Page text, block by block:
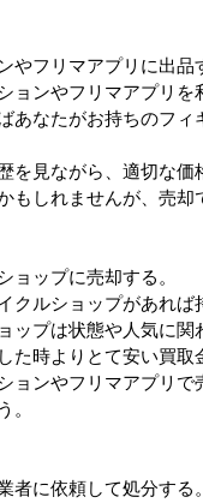
やフリマアプリに出品
ョンやフリマアプリを
あなたがお持ちのフ
を見ながら、適切な価
もしれませんが、売却
ョップに売却する。
クルショップがあれば
ップは状態や人気に関
た時よりとて安い買取
ョンやフリマアプリ
。
者に依頼して処分する。